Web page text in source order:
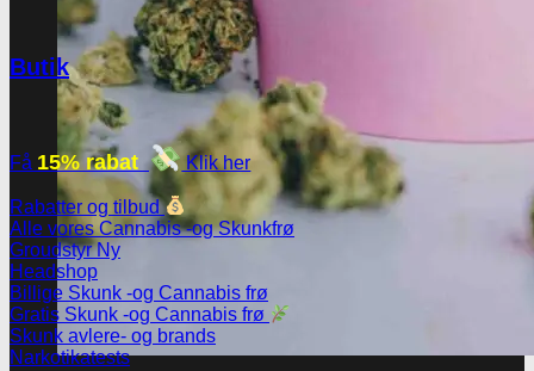
Butik
Få 15% rabat Klik her
Rabatter og tilbud
Alle vores Cannabis -og Skunkfrø
Groudstyr
Headshop
Billige Skunk -og Cannabis frø
Gratis Skunk -og Cannabis frø
Skunk avlere- og brands
Narkotikatests